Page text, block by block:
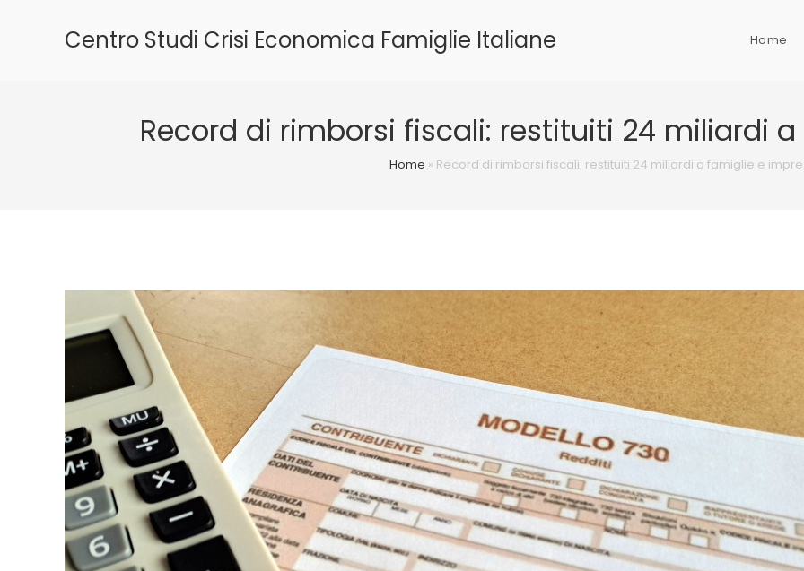
Centro Studi Crisi Economica Famiglie Italiane Home
Record di rimborsi fiscali: restituiti 24 miliardi
Home » Record di rimborsi fiscali: restituiti 24 miliardi a famiglie e